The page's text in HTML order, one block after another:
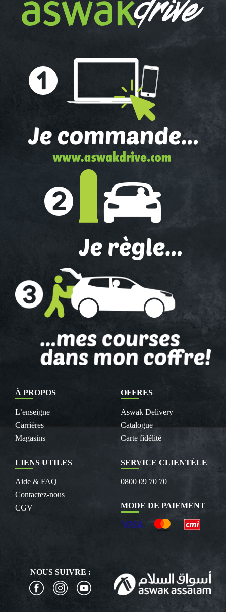
À PROPOS
L’enseigne
Carrières
Magasins
OFFRES
Aswak Delivery
Catalogue
Carte fidélité
LIENS UTILES
Aide & FAQ
Contactez-nous
CGV
SERVICE CLIENTÈLE
0800 09 70 70
MODE DE PAIEMENT
NOUS SUIVRE :